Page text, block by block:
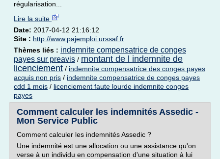
régularisation...
Lire la suite
Date: 2017-04-12 21:16:12
Site : http://www.pajemploi.urssaf.fr
Thèmes liés : indemnite compensatrice de conges
payes sur preavis / montant de l indemnite de
licenciement / indemnite compensatrice des conges payes
acquis non pris / indemnite compensatrice de conges payes
cdd 1 mois / licenciement faute lourde indemnite conges
payes
Comment calculer les indemnités Assedic -
Mon Service Public
Comment calculer les indemnités Assedic ?
Une indemnité est une allocation ou une assistance qu'on
verse à un individu en compensation d'une situation à lui